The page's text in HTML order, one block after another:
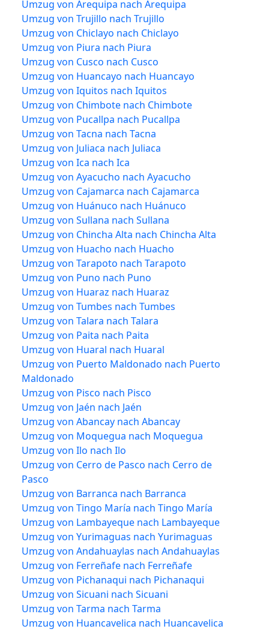
Umzug von Arequipa nach Arequipa
Umzug von Trujillo nach Trujillo
Umzug von Chiclayo nach Chiclayo
Umzug von Piura nach Piura
Umzug von Cusco nach Cusco
Umzug von Huancayo nach Huancayo
Umzug von Iquitos nach Iquitos
Umzug von Chimbote nach Chimbote
Umzug von Pucallpa nach Pucallpa
Umzug von Tacna nach Tacna
Umzug von Juliaca nach Juliaca
Umzug von Ica nach Ica
Umzug von Ayacucho nach Ayacucho
Umzug von Cajamarca nach Cajamarca
Umzug von Huánuco nach Huánuco
Umzug von Sullana nach Sullana
Umzug von Chincha Alta nach Chincha Alta
Umzug von Huacho nach Huacho
Umzug von Tarapoto nach Tarapoto
Umzug von Puno nach Puno
Umzug von Huaraz nach Huaraz
Umzug von Tumbes nach Tumbes
Umzug von Talara nach Talara
Umzug von Paita nach Paita
Umzug von Huaral nach Huaral
Umzug von Puerto Maldonado nach Puerto
Maldonado
Umzug von Pisco nach Pisco
Umzug von Jaén nach Jaén
Umzug von Abancay nach Abancay
Umzug von Moquegua nach Moquegua
Umzug von Ilo nach Ilo
Umzug von Cerro de Pasco nach Cerro de
Pasco
Umzug von Barranca nach Barranca
Umzug von Tingo María nach Tingo María
Umzug von Lambayeque nach Lambayeque
Umzug von Yurimaguas nach Yurimaguas
Umzug von Andahuaylas nach Andahuaylas
Umzug von Ferreñafe nach Ferreñafe
Umzug von Pichanaqui nach Pichanaqui
Umzug von Sicuani nach Sicuani
Umzug von Tarma nach Tarma
Umzug von Huancavelica nach Huancavelica